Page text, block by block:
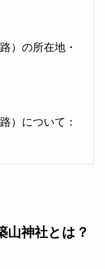
）の所在地・
）について：
山神社とは？